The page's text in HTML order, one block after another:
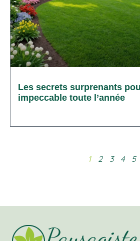
Les secrets surprenants
impeccable toute l’année
1 2 3 4 5